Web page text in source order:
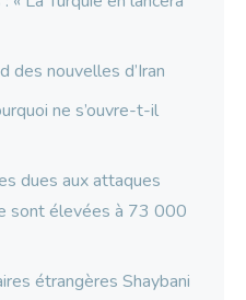
des nouvelles d’Iran
ne s’ouvre-t-il
dues aux attaques
sont élevées à 73 000
étrangères Shaybani